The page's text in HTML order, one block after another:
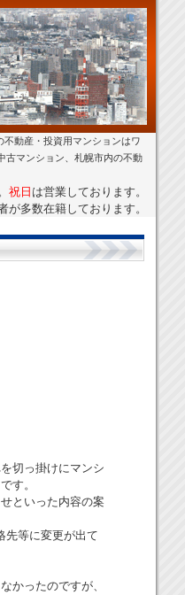
動産・投資用マンションはワ
古マンション、札幌市内の不動
祝日 は営業しております。
多数在籍しております。
切っ掛けにマンシ
す。
といった内容の案
先等に変更が出て
かったのですが、